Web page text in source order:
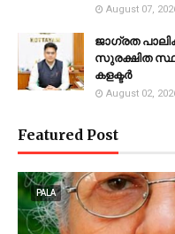
August 07,
ജാഗ്രത
സുരക്ഷിത
കളക്ടർ
August 02,
Featured Post
PALA